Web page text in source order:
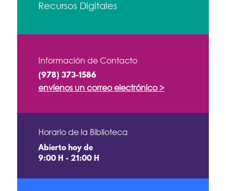
Recursos Digitales
Información de Contacto
(978) 373-1586
envíenos un correo electrónico >
Horario de la Biblioteca
Abierto hoy de
9:00 H - 21:00 H